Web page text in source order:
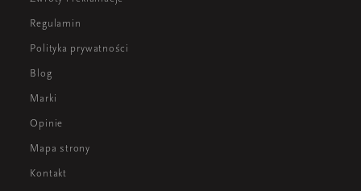
Regulamin
Polityka prywatności
Blog
Marki
Opinie
Mapa strony
Kontakt